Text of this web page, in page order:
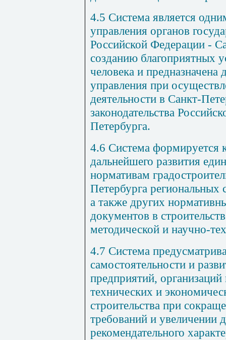
4.5 Система является
управления органов
Российской Федерации -
созданию благоприятных
человека и предназначена
управления при
деятельности в Санкт-
законодательства
Петербурга.
4.6 Система формируется
дальнейшего развития
нормативам
Петербурга
а также других
документов в
методической и научно-
4.7 Система
самостоятельности и
предприятий,
технических и
строительства при
требований и увеличении
рекомендательного